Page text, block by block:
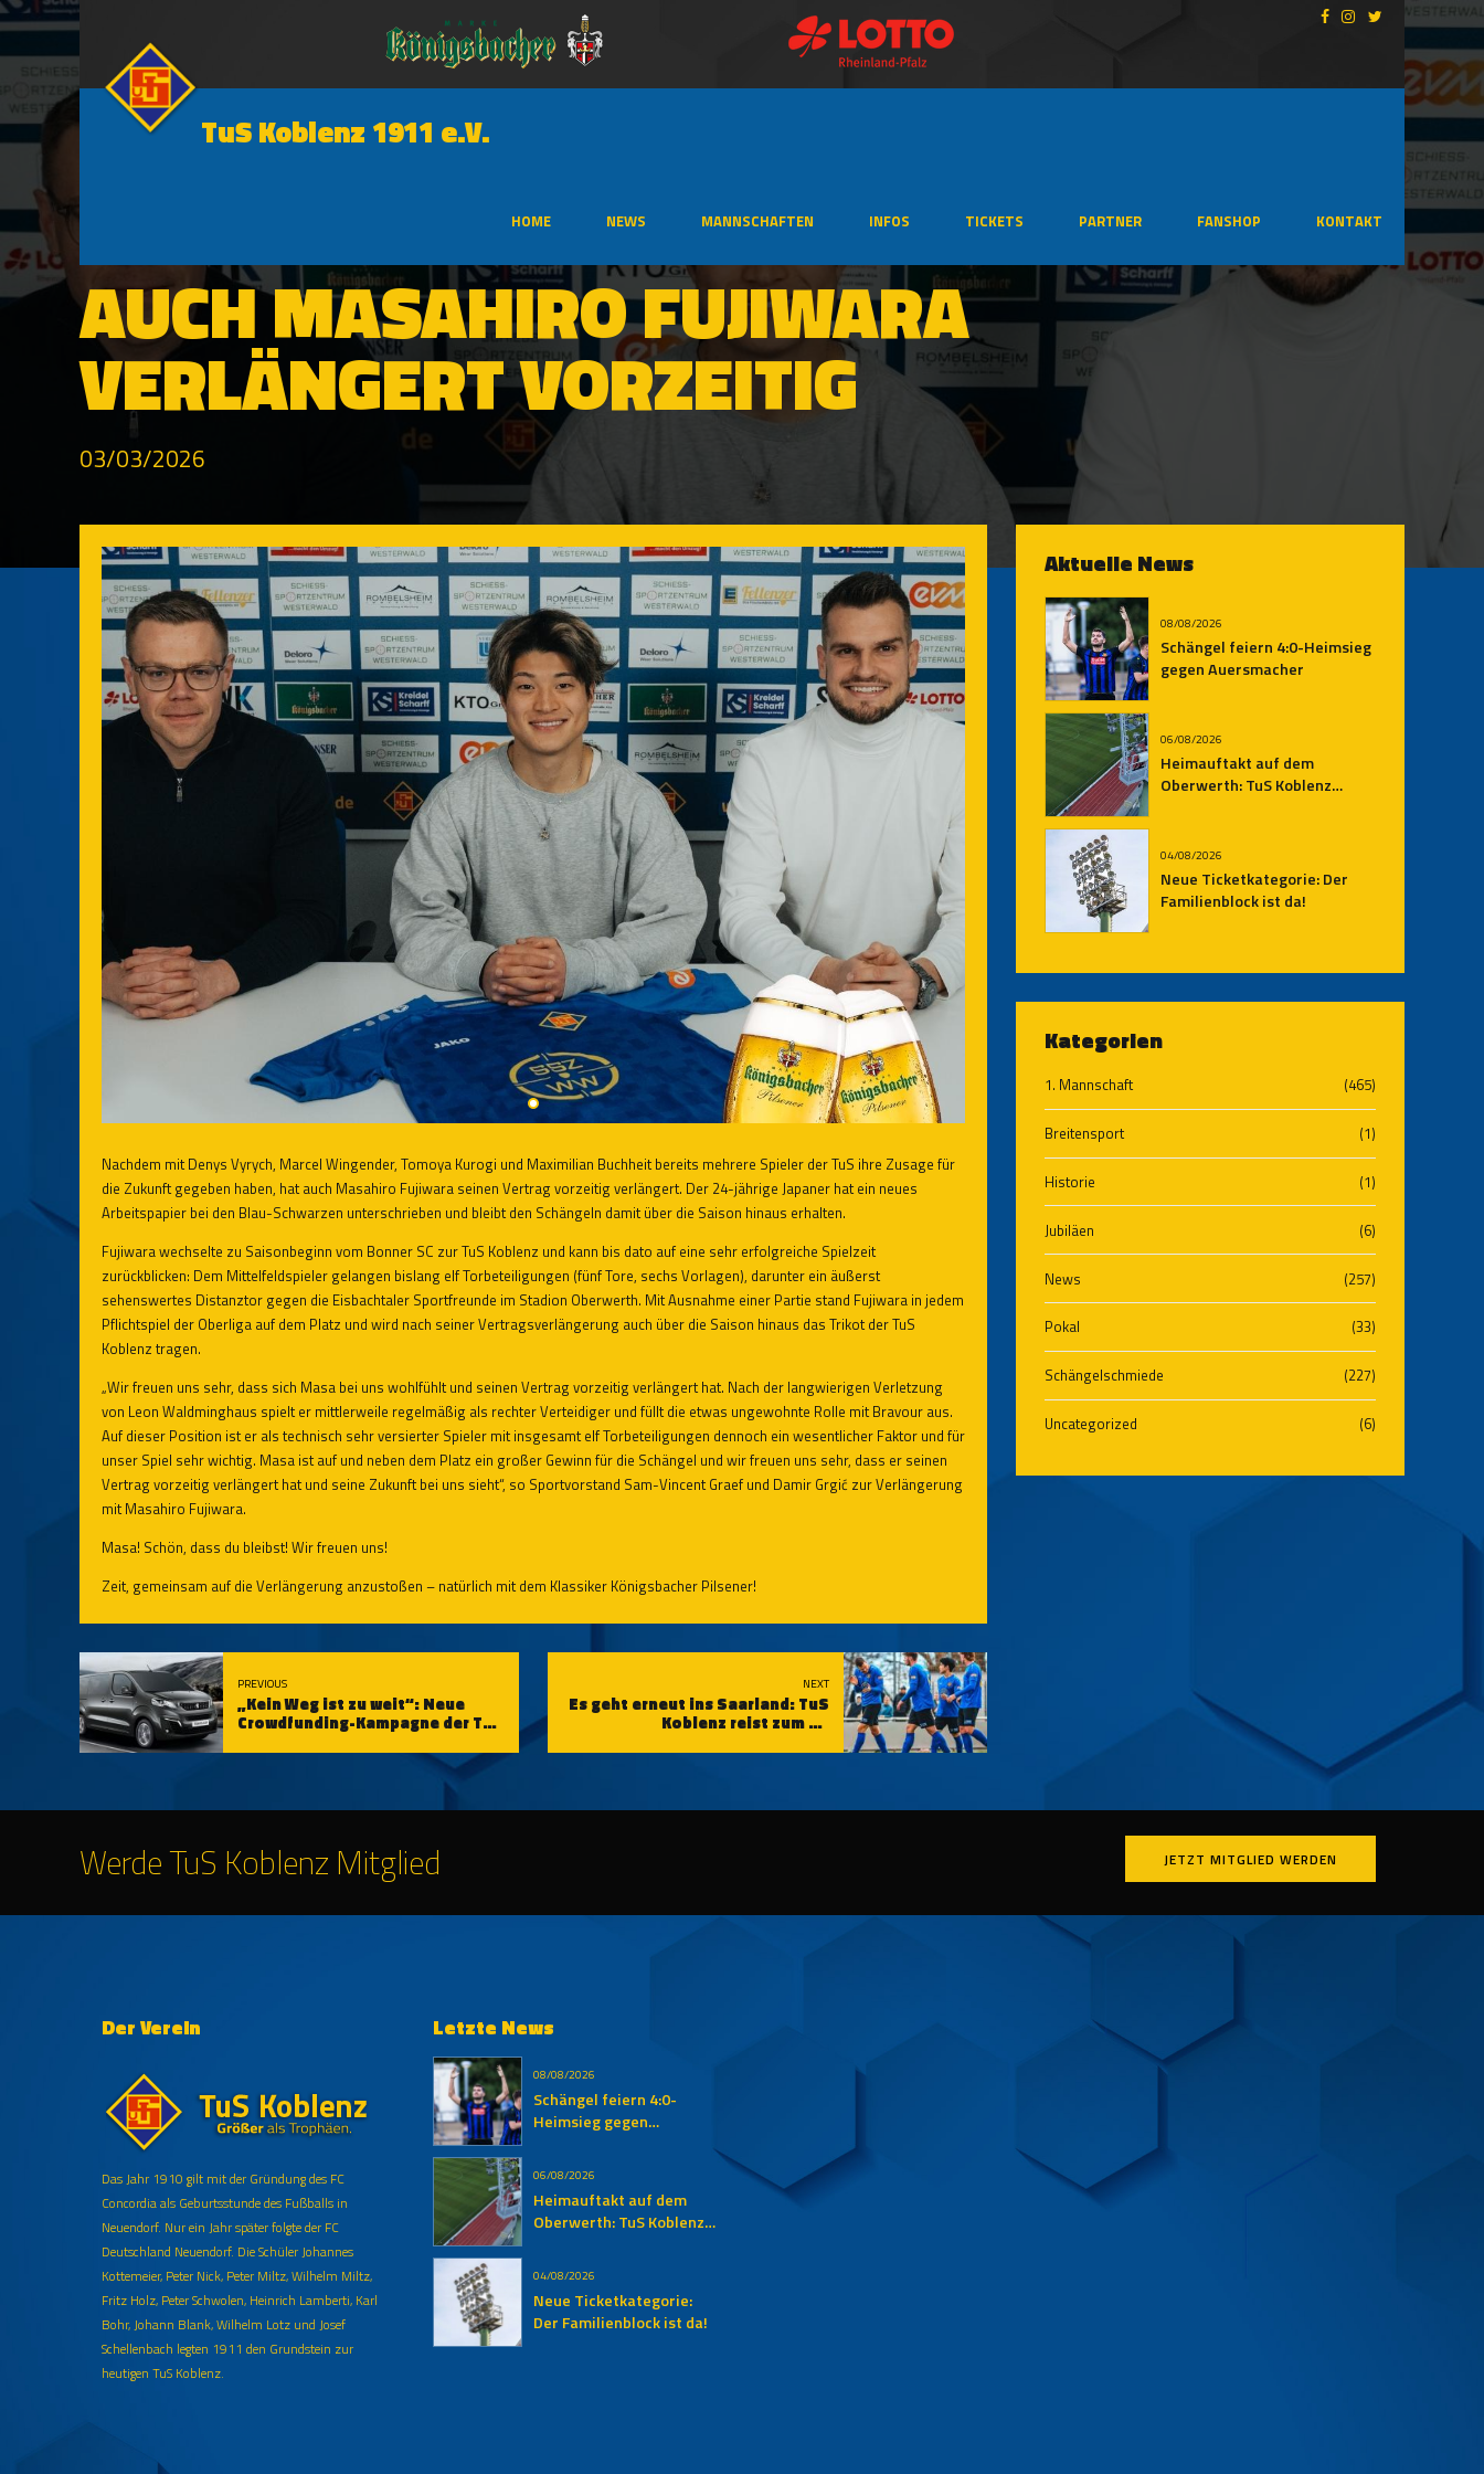
TuS Koblenz 1911 e.V.
HOME NEWS MANNSCHAFTEN INFOS TICKETS PARTNER FANSHOP KONTAKT
AUCH MASAHIRO FUJIWARA
VERLÄNGERT VORZEITIG
03/03/2026
Nachdem mit Denys Vyrych, Marcel Wingender, Tomoya Kurogi und Maximilian Buchheit bereits mehrere Spieler der TuS ihre Zusage für
die Zukunft gegeben haben, hat auch Masahiro Fujiwara seinen Vertrag vorzeitig verlängert. Der 24-jährige Japaner hat ein neues
Arbeitspapier bei den Blau-Schwarzen unterschrieben und bleibt den Schängeln damit über die Saison hinaus erhalten.
Fujiwara wechselte zu Saisonbeginn vom Bonner SC zur TuS Koblenz und kann bis dato auf eine sehr erfolgreiche Spielzeit
zurückblicken: Dem Mittelfeldspieler gelangen bislang elf Torbeteiligungen (fünf Tore, sechs Vorlagen), darunter ein äußerst
sehenswertes Distanztor gegen die Eisbachtaler Sportfreunde im Stadion Oberwerth. Mit Ausnahme einer Partie stand Fujiwara in jedem
Pflichtspiel der Oberliga auf dem Platz und wird nach seiner Vertragsverlängerung auch über die Saison hinaus das Trikot der TuS
Koblenz tragen.
„Wir freuen uns sehr, dass sich Masa bei uns wohlfühlt und seinen Vertrag vorzeitig verlängert hat. Nach der langwierigen Verletzung
von Leon Waldminghaus spielt er mittlerweile regelmäßig als rechter Verteidiger und füllt die etwas ungewohnte Rolle mit Bravour aus.
Auf dieser Position ist er als technisch sehr versierter Spieler mit insgesamt elf Torbeteiligungen dennoch ein wesentlicher Faktor und für
unser Spiel sehr wichtig. Masa ist auf und neben dem Platz ein großer Gewinn für die Schängel und wir freuen uns sehr, dass er seinen
Vertrag vorzeitig verlängert hat und seine Zukunft bei uns sieht“, so Sportvorstand Sam-Vincent Graef und Damir Grgić zur Verlängerung
mit Masahiro Fujiwara.
Masa! Schön, dass du bleibst! Wir freuen uns!
Zeit, gemeinsam auf die Verlängerung anzustoßen – natürlich mit dem Klassiker Königsbacher Pilsener!
PREVIOUS
„Kein Weg ist zu weit“: Neue
Crowdfunding-Kampagne der TuS
NEXT
Es geht erneut ins Saarland: TuS
Koblenz reist zum SV
Aktuelle News
08/08/2026
Schängel feiern 4:0-Heimsieg
gegen Auersmacher
06/08/2026
Heimauftakt auf dem
Oberwerth: TuS Koblenz
04/08/2026
Neue Ticketkategorie: Der
Familienblock ist da!
Kategorien
1. Mannschaft (465)
Breitensport (1)
Historie (1)
Jubiläen (6)
News (257)
Pokal (33)
Schängelschmiede (227)
Uncategorized (6)
Werde TuS Koblenz Mitglied JETZT MITGLIED WERDEN
Der Verein
Das Jahr 1910 gilt mit der Gründung des FC
Concordia als Geburtsstunde des Fußballs in
Neuendorf. Nur ein Jahr später folgte der FC
Deutschland Neuendorf. Die Schüler Johannes
Kottemeier, Peter Nick, Peter Miltz, Wilhelm Miltz,
Fritz Holz, Peter Schwolen, Heinrich Lamberti, Karl
Bohr, Johann Blank, Wilhelm Lotz und Josef
Schellenbach legten 1911 den Grundstein zur
heutigen TuS Koblenz.
Letzte News
08/08/2026
Schängel feiern 4:0-
Heimsieg gegen
06/08/2026
Heimauftakt auf dem
Oberwerth: TuS Koblenz
Auersmacher
04/08/2026
Neue Ticketkategorie:
Der Familienblock ist da!